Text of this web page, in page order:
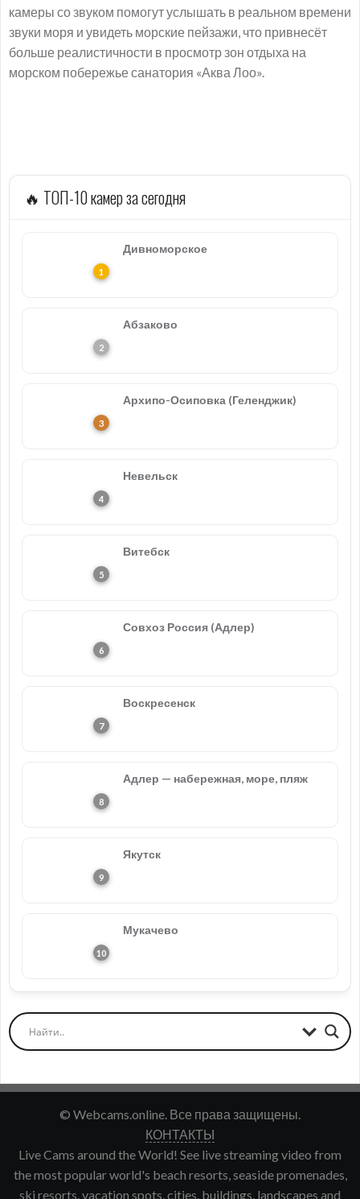
камеры со звуком помогут услышать в реальном времени
звуки моря и увидеть морские пейзажи, что привнесёт
больше реалистичности в просмотр зон отдыха на
морском побережье санатория «Аква Лоо».
🔥 ТОП-10 камер за сегодня
Дивноморское
Абзаково
Архипо-Осиповка (Геленджик)
Невельск
Витебск
Совхоз Россия (Адлер)
Воскресенск
Адлер — набережная, море, пляж
Якутск
Мукачево
© Webcams.online. Все права защищены.
КОНТАКТЫ
Live Cams around the World! See live streaming video from
the most popular world's beach resorts, seaside promenades,
ski resorts, vacation spots, cities, buildings, landscapes and